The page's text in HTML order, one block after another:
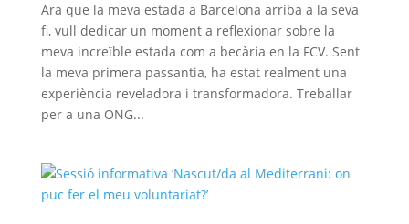
Ara que la meva estada a Barcelona arriba a la seva
fi, vull dedicar un moment a reflexionar sobre la
meva increïble estada com a becària en la FCV. Sent
la meva primera passantia, ha estat realment una
experiència reveladora i transformadora. Treballar
per a una ONG...